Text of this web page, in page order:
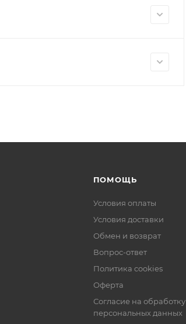
ПОМОЩЬ
Условия оплаты
Условия доставки
Обмен и возврат
Вопрос-ответ
Политика cookies
Оферта
Согласие на обработку
персональных данных